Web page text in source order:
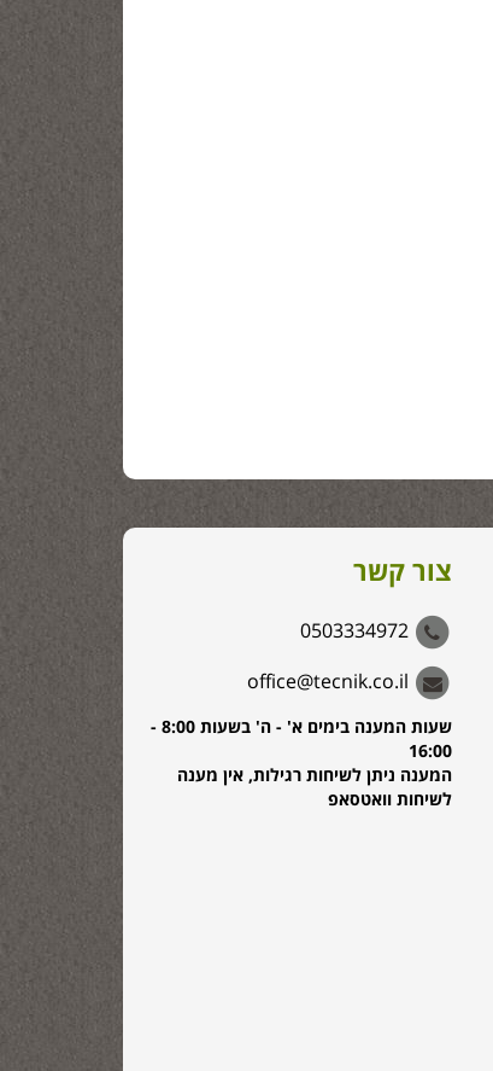
צור קשר
0503334972
office@tecnik.co.il
שעות המענה בימים א' - ה' בשעות 8:00 -
16:00
המענה ניתן לשיחות רגילות, אין מענה
לשיחות וואטסאפ